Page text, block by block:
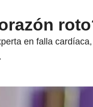
en falla